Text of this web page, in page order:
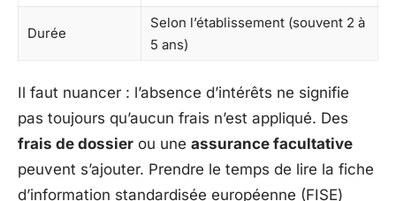
Durée
Selon l’établissement (souvent 2 à
5 ans)
Il faut nuancer : l’absence d’intérêts ne signifie
pas toujours qu’aucun frais n’est appliqué. Des
frais de dossier ou une assurance facultative
peuvent s’ajouter. Prendre le temps de lire la fiche
d’information standardisée européenne (FISE)